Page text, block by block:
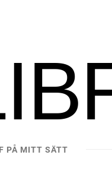
PÅ MITT SÄTT